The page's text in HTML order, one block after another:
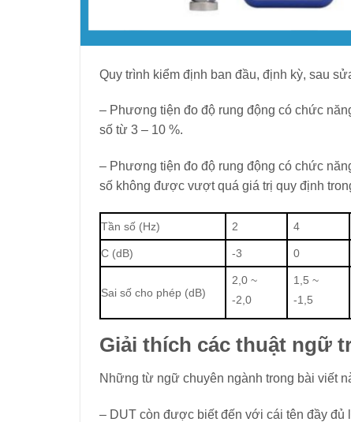
Quy trình kiểm định ban đầu, định kỳ, sau
– Phương tiện đo độ rung động có chức
số từ 3 – 10 %.
– Phương tiện đo độ rung động có chức
số không được vượt quá giá trị quy định
Tần số (Hz) 2 4
C (dB) -3 0
Sai số cho phép (dB)
2,0 ~
-2,0
1,5 ~
-1,5
Giải thích các thuật ngữ
Những từ ngữ chuyên ngành trong bài viết
– DUT còn được biết đến với cái tên đầy đủ